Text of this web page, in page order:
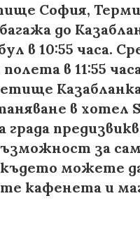
София,
до
в 10:55 часа.
в 11:55
в хотел
града
за
където можете
кафенета и